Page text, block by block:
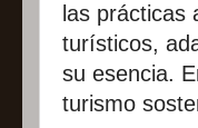
las prácticas
turísticos,
su esencia.
turismo